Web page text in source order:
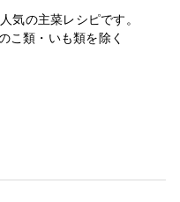
気の主菜レシピです。
こ類・いも類を除く